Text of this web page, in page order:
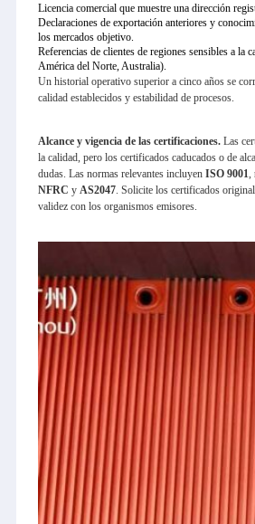
Licencia comercial que muestre una dirección
Declaraciones de exportación anteriores y
los mercados objetivo.
Referencias de clientes de regiones sensibles a la
América del Norte, Australia).
Un historial operativo superior a cinco años se
calidad establecidos y estabilidad de procesos.
Alcance y vigencia de las certificaciones.Las
la calidad, pero los certificados caducados o de
dudas. Las normas relevantes incluyen ISO 9001
NFRC y AS2047. Solicite los certificados
validez con los organismos emisores.